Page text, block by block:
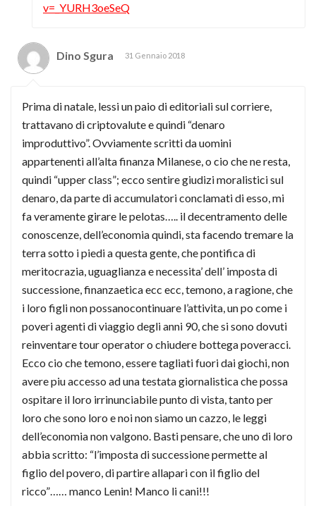
v=_YURH3oeSeQ
Dino Sgura 31 Gennaio 2018
Prima di natale, lessi un paio di editoriali sul corriere,
trattavano di criptovalute e quindi “denaro
improduttivo”. Ovviamente scritti da uomini
appartenenti all’alta finanza Milanese, o cio che ne resta,
quindi “upper class”; ecco sentire giudizi moralistici sul
denaro, da parte di accumulatori conclamati di esso, mi
fa veramente girare le pelotas….. il decentramento delle
conoscenze, dell’economia quindi, sta facendo tremare la
terra sotto i piedi a questa gente, che pontifica di
meritocrazia, uguaglianza e necessita’ dell’ imposta di
successione, finanzaetica ecc ecc, temono, a ragione, che
i loro figli non possanocontinuare l’attivita, un po come i
poveri agenti di viaggio degli anni 90, che si sono dovuti
reinventare tour operator o chiudere bottega poveracci.
Ecco cio che temono, essere tagliati fuori dai giochi, non
avere piu accesso ad una testata giornalistica che possa
ospitare il loro irrinunciabile punto di vista, tanto per
loro che sono loro e noi non siamo un cazzo, le leggi
dell’economia non valgono. Basti pensare, che uno di loro
abbia scritto: “l’imposta di successione permette al
figlio del povero, di partire allapari con il figlio del
ricco”…… manco Lenin! Manco li cani!!!